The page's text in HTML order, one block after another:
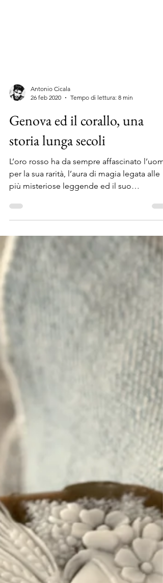
Antonio Cicala
26 feb 2020
Tempo di lettura: 8 min
Genova ed il corallo, una
storia lunga secoli
L’oro rosso ha da sempre affascinato
per la sua rarità, l’aura di magia legata alle